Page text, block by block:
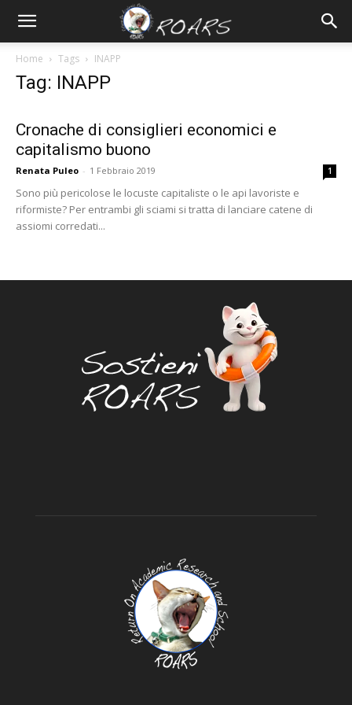
Home Tags INAPP
Tag: INAPP
Cronache di consiglieri economici e
capitalismo buono
Renata Puleo - 1 Febbraio 2019 1
Sono più pericolose le locuste capitaliste o le api lavoriste e
riformiste? Per entrambi gli sciami si tratta di lanciare catene di
assiomi corredati...